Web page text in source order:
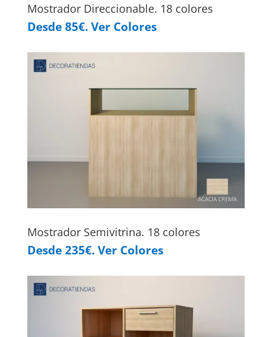
Mostrador Direccionable. 18 colores
Desde 85€. Ver Colores
Mostrador Semivitrina. 18 colores
Desde 235€. Ver Colores